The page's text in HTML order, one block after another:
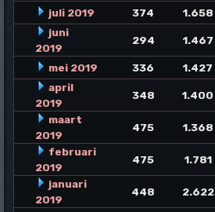
juli 2019 374 1.658
juni
2019
294 1.467
mei 2019 336 1.427
april
2019
348 1.400
maart
2019
475 1.368
februari
2019
475 1.781
januari
2019
448 2.622